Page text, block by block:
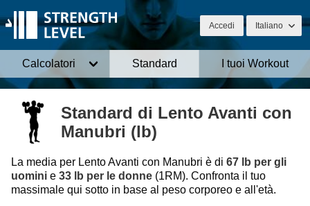
Accedi Italiano
Calcolatori Standard I tuoi Workout
Standard di Lento Avanti con
Manubri (lb)
La media per Lento Avanti con Manubri è di 67 lb per gli
uomini e 33 lb per le donne (1RM). Confronta il tuo
massimale qui sotto in base al peso corporeo e all'età.